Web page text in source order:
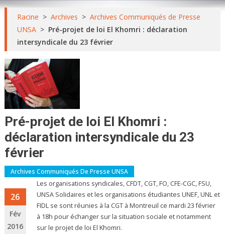
Racine > Archives > Archives Communiqués de Presse
UNSA > Pré-projet de loi El Khomri : déclaration
intersyndicale du 23 février
Pré-projet de loi El Khomri :
déclaration intersyndicale du 23
février
Archives Communiqués De Presse UNSA
26
Fév
2016
Les organisations syndicales, CFDT, CGT, FO, CFE-CGC, FSU,
UNSA Solidaires et les organisations étudiantes UNEF, UNL et
FIDL se sont réunies à la CGT à Montreuil ce mardi 23 février
à 18h pour échanger sur la situation sociale et notamment
sur le projet de loi El Khomri.